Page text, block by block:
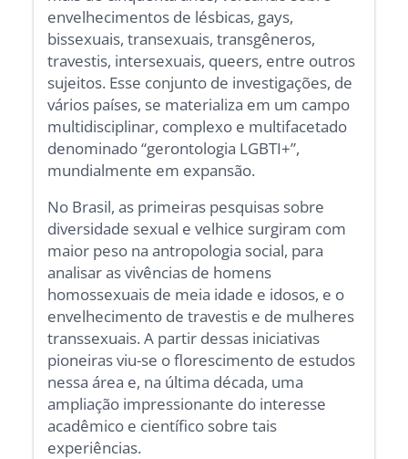
envelhecimentos de lésbicas, gays,
bissexuais, transexuais, transgêneros,
travestis, intersexuais, queers, entre outros
sujeitos. Esse conjunto de investigações, de
vários países, se materializa em um campo
multidisciplinar, complexo e multifacetado
denominado “gerontologia LGBTI+”,
mundialmente em expansão.
No Brasil, as primeiras pesquisas sobre
diversidade sexual e velhice surgiram com
maior peso na antropologia social, para
analisar as vivências de homens
homossexuais de meia idade e idosos, e o
envelhecimento de travestis e de mulheres
transsexuais. A partir dessas iniciativas
pioneiras viu-se o florescimento de estudos
nessa área e, na última década, uma
ampliação impressionante do interesse
acadêmico e científico sobre tais
experiências.